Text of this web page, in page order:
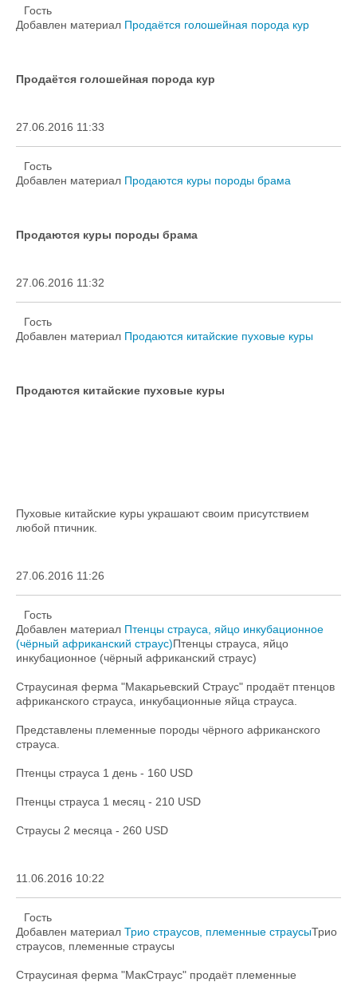
Гость
Добавлен материал Продаётся голошейная порода кур
Продаётся голошейная порода кур
27.06.2016 11:33
Гость
Добавлен материал Продаются куры породы брама
Продаются куры породы брама
27.06.2016 11:32
Гость
Добавлен материал Продаются китайские пуховые куры
Продаются китайские пуховые куры
Пуховые китайские куры украшают своим присутствием
любой птичник.
27.06.2016 11:26
Гость
Добавлен материал Птенцы страуса, яйцо инкубационное
(чёрный африканский страус)Птенцы страуса, яйцо
инкубационное (чёрный африканский страус)
Страусиная ферма "Макарьевский Страус" продаёт птенцов
африканского страуса, инкубационные яйца страуса.
Представлены племенные породы чёрного африканского
страуса.
Птенцы страуса 1 день - 160 USD
Птенцы страуса 1 месяц - 210 USD
Страусы 2 месяца - 260 USD
11.06.2016 10:22
Гость
Добавлен материал Трио страусов, племенные страусыТрио
страусов, племенные страусы
Страусиная ферма "МакСтраус" продаёт племенные